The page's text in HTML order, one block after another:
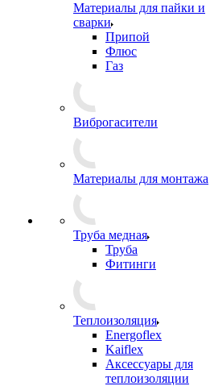
Материалы для пайки и
сварки
Припой
Флюс
Газ
Виброгасители
Материалы для монтажа
Труба медная
Труба
Фитинги
Теплоизоляция
Energoflex
Kaiflex
Аксессуары для
теплоизоляции